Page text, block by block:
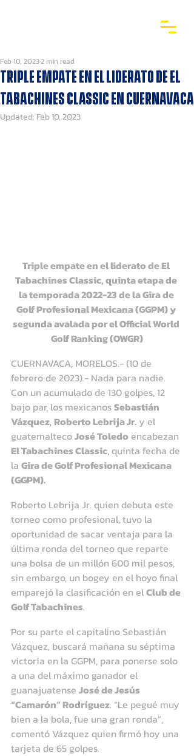
Triple empate en el liderato de El
Tabachines Classic en Cuernavaca
Feb 10, 20232 min read
Updated: Feb 10, 2023
Triple empate en el liderato de El
Tabachines Classic, quinta etapa de
la temporada 2022-23 de la Gira de
Golf Profesional Mexicana (GGPM) y
segunda avalada por el Official World
Golf Ranking (OWGR)
CUERNAVACA, MORELOS.- (10 de
febrero de 2023).- Nada para nadie.
Con un acumulado de 130 golpes, 12
bajo par, los mexicanos Sebastián
Vázquez, Roberto Lebrija Jr. y el
guatemalteco José Toledo encabezan
El Tabachines Classic, quinta fecha de
la Gira de Golf Profesional Mexicana
(GGPM).
Roberto Lebrija Jr. quien debuta este
torneo como profesional, tuvo la
oportunidad de sacar ventaja para la
última ronda del torneo que reparte
una bolsa de un millón 600 mil pesos,
sin embargo, un bogey en el hoyo final
emparejó la clasificación en el Club de
Golf Tabachines.
Por su parte el capitalino Sebastián
Vázquez, buscará mañana su séptima
victoria en la GGPM, para ponerse solo
a una del máximo ganador el
guanajuatense José de Jesús
“Camarón” Rodríguez. “Le pegué muy
bien a la bola, fue una gran ronda”,
comentó Vázquez quien firmó hoy una
tarjeta de 65 golpes.